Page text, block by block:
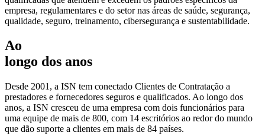
empresa, regulamentares e do setor nas áreas de saúde, segurança,
qualidade, seguro, treinamento, cibersegurança e sustentabilidade.
Ao
longo dos anos
Desde 2001, a ISN tem conectado Clientes de Contratação a
prestadores e fornecedores seguros e qualificados. Ao longo dos
anos, a ISN cresceu de uma empresa com dois funcionários para
uma equipe de mais de 800, com 14 escritórios ao redor do mundo
que dão suporte a clientes em mais de 84 países.